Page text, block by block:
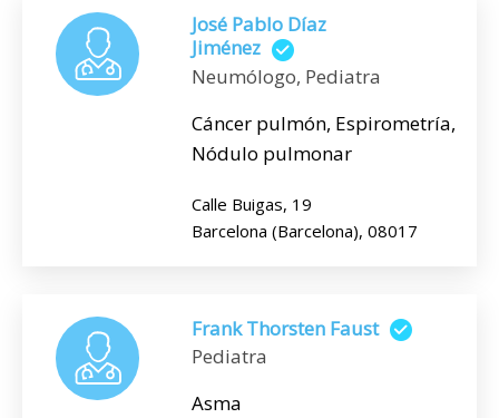
José Pablo Díaz
Jiménez
Neumólogo, Pediatra
Cáncer pulmón, Espirometría,
Nódulo pulmonar
Calle Buigas, 19
Barcelona (Barcelona), 08017
Frank Thorsten Faust
Pediatra
Asma